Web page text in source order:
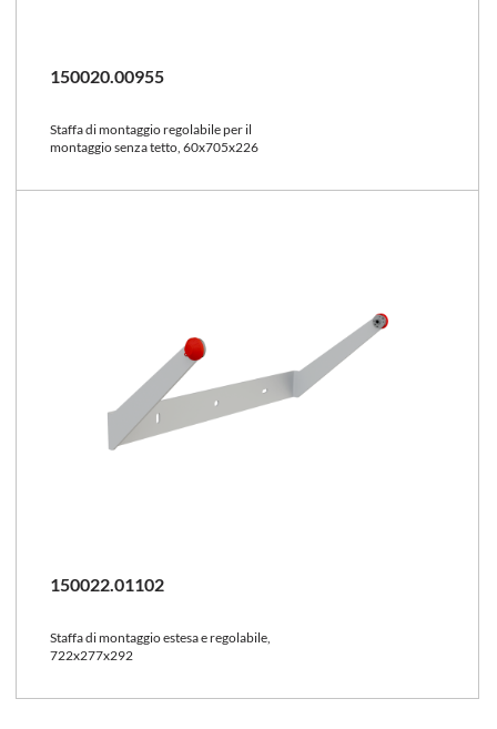
150020.00955
Staffa di montaggio regolabile per il
montaggio senza tetto, 60x705x226
150022.01102
Staffa di montaggio estesa e regolabile,
722x277x292